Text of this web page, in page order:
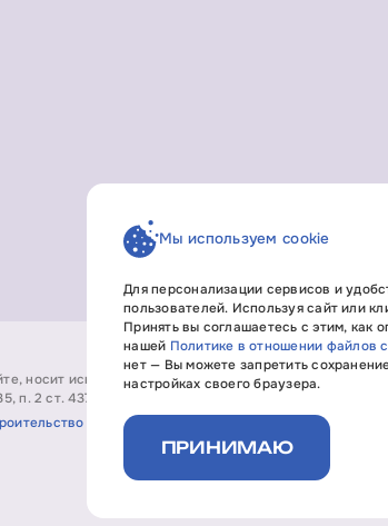
носит исключительно информационный характер, не
п. 2 ст. 437 ГК РФ.
Мы используем cookie
Для персонализации сервисов и
пользователей. Используя сайт или
Принять вы соглашаетесь с этим, как
нашей Политике в отношении файлов
нет — Вы можете запретить
настройках своего браузера.
ПРИНИМАЮ